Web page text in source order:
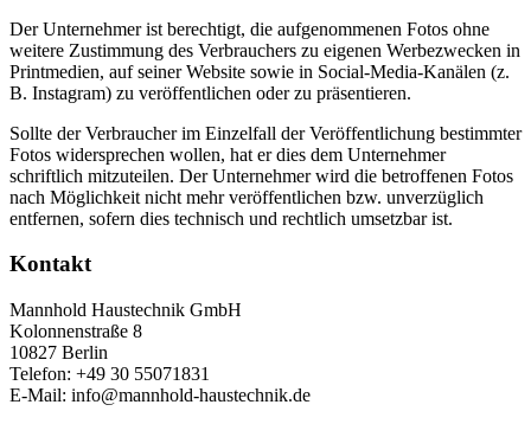
Der Unternehmer ist berechtigt, die aufgenommenen Fotos ohne
weitere Zustimmung des Verbrauchers zu eigenen Werbezwecken in
Printmedien, auf seiner Website sowie in Social-Media-Kanälen (z.
B. Instagram) zu veröffentlichen oder zu präsentieren.
Sollte der Verbraucher im Einzelfall der Veröffentlichung bestimmter
Fotos widersprechen wollen, hat er dies dem Unternehmer
schriftlich mitzuteilen. Der Unternehmer wird die betroffenen Fotos
nach Möglichkeit nicht mehr veröffentlichen bzw. unverzüglich
entfernen, sofern dies technisch und rechtlich umsetzbar ist.
Kontakt
Mannhold Haustechnik GmbH
Kolonnenstraße 8
10827 Berlin
Telefon: +49 30 55071831
E-Mail: info@mannhold-haustechnik.de